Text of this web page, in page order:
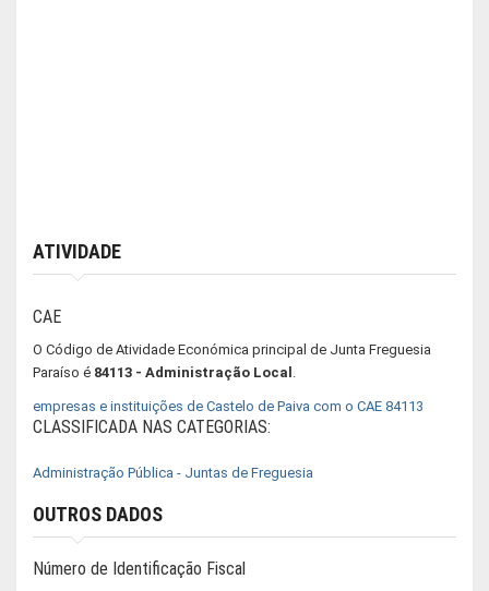
ATIVIDADE
CAE
O Código de Atividade Económica principal de Junta Freguesia
Paraíso é 84113 - Administração Local .
empresas e instituições de Castelo de Paiva com o CAE 84113
CLASSIFICADA NAS CATEGORIAS:
Administração Pública - Juntas de Freguesia
OUTROS DADOS
Número de Identificação Fiscal